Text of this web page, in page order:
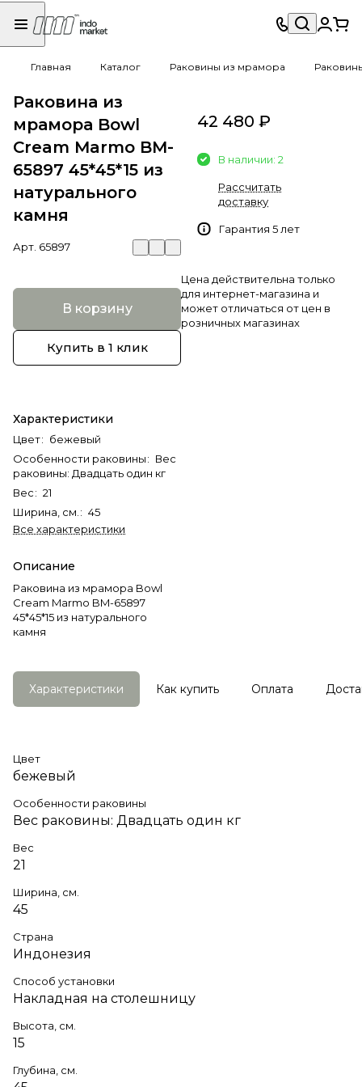
Главная Каталог Раковины из мрамора
Раковина из
мрамора Bowl
Cream Marmo BM-
65897 45*45*15 из
натурального
камня
Арт. 65897
В корзину
Купить в 1 клик
Характеристики
Цвет: бежевый
Особенности раковины: Вес
раковины: Двадцать один кг
Вес: 21
Ширина, см. : 45
Все характеристики
Описание
Раковина из мрамора Bowl
Cream Marmo BM-65897
45*45*15 из натурального
камня
42 480 ₽
В наличии: 2
Рассчитать
доставку
Гарантия 5 лет
Цена действительна только
для интернет-магазина и
может отличаться от цен в
розничных магазинах
Характеристики Как купить Оплата
Цвет
бежевый
Особенности раковины
Вес раковины: Двадцать один кг
Вес
21
Ширина, см.
45
Страна
Индонезия
Способ установки
Накладная на столешницу
Высота, см.
15
Глубина, см.